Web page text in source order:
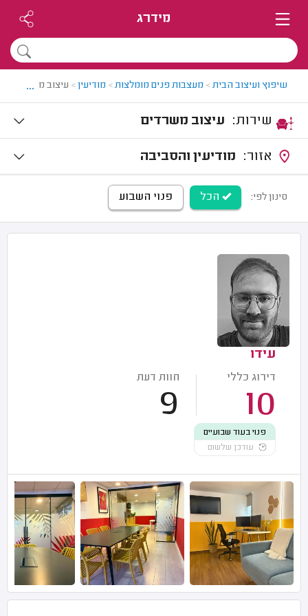
מידרג
שיפוץ ועיצוב הבית> מעצבות פנים מומלצות> מודיעין> עיצוב משרדים
...
עיצוב משרדים
מודיעין והסביבה
סינון לפי: הכל פנוי השבוע
עידו
דירוג כללי
10
חוות דעת
9
פנוי בעוד שבועיים
עודכן שלשום